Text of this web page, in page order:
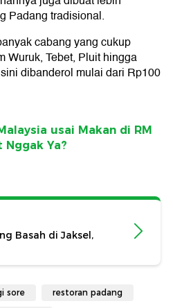
Padang tradisional.
cabang yang cukup
Wuruk, Tebet, Pluit hingga
dibanderol mulai dari Rp100
usai Makan di RM
Nggak Ya?
Basah di Jaksel,
sore restoran padang